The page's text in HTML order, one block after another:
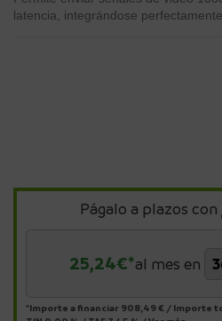
latencia, integrándose
Págalo a plazos con
25,24€*al mes en
*Importe a financiar 908,49 € / Importe